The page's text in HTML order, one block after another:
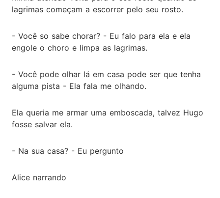
lagrimas começam a escorrer pelo seu rosto.
- Você so sabe chorar? - Eu falo para ela e ela
engole o choro e limpa as lagrimas.
- Você pode olhar lá em casa pode ser que tenha
alguma pista - Ela fala me olhando.
Ela queria me armar uma emboscada, talvez Hugo
fosse salvar ela.
- Na sua casa? - Eu pergunto
Alice narrando